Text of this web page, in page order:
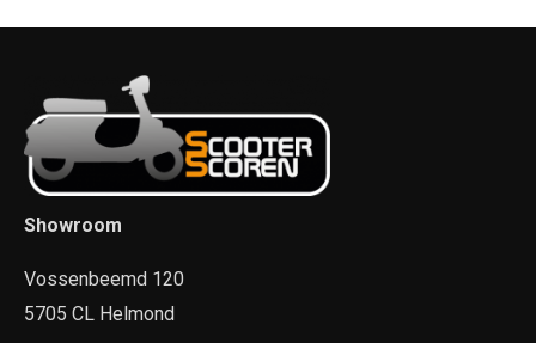
Showroom
Vossenbeemd 120
5705 CL Helmond